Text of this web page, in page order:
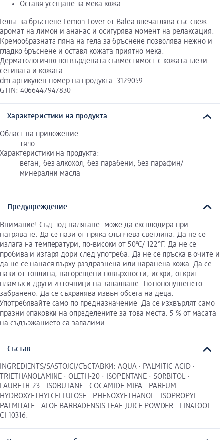
Оставя усещане за мека кожа
Гелът за бръснене Lemon Lover от Balea впечатлява със свеж
аромат на лимон и ананас и осигурява момент на релаксация.
Кремообразната пяна на гела за бръснене позволява нежно и
гладко бръснене и оставя кожата приятно мека.
Дерматологично потвърдената съвместимост с кожата глези
сетивата и кожата.
dm артикулен номер на продукта: 3129059
GTIN: 4066447947830
Характеристики на продукта
Област на приложение:
тяло
Характеристики на продукта:
веган, без алкохол, без парабени, без парафин/
минерални масла
Предупреждение
Внимание! Съд под налягане: може да експлодира при
нагряване. Да се пази от пряка слънчева светлина. Да не се
излага на температури, по-високи от 50ºC/ 122°F. Да не се
пробива и изгаря дори след употреба. Да не се пръска в очите и
да не се нанася върху раздразнена или наранена кожа. Да се
пази от топлина, нагорещени повърхности, искри, открит
пламък и други източници на запалване. Тютюнопушенето
забранено. Да се съхранява извън обсега на деца.
Употребявайте само по предназначение! Да се изхвърлят само
празни опаковки на определените за това места. 5 % от масата
на съдържанието са запалими.
Състав
INGREDIENTS/SASTOJCI/СЪСТАВКИ: AQUA · PALMITIC ACID ·
TRIETHANOLAMINE · OLETH-20 · ISOPENTANE · SORBITOL ·
LAURETH-23 · ISOBUTANE · COCAMIDE MIPA · PARFUM ·
HYDROXYETHYLCELLULOSE · PHENOXYETHANOL · ISOPROPYL
PALMITATE · ALOE BARBADENSIS LEAF JUICE POWDER · LINALOOL ·
CI 10316.